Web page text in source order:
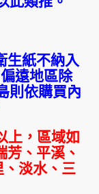
生紙不納入
遠地區除
則依購買內
上，區域如
、平溪、
淡水、三